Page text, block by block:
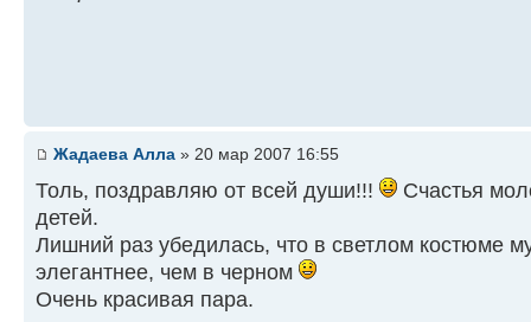
Жадаева Алла » 20 мар 2007 16:55
Толь, поздравляю от всей души!!!
Счастья
детей.
Лишний раз убедилась, что в светлом костюме
элегантнее, чем в черном
Очень красивая пара.